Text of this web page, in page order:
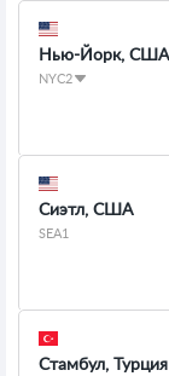
Нью-Йорк, США
NYC2
Сиэтл, США
SEA1
Стамбул, Турция